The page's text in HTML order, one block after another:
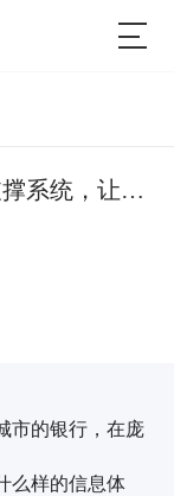
【华夏银行】怎样的信息服务支撑系统，让我们享受如此便捷的金融服务？
市的银行，在庞
么样的信息体